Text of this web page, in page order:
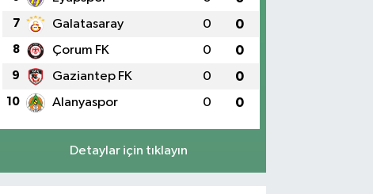
7 Galatasaray 0 0
8 Çorum FK 0 0
9 Gaziantep FK 0 0
10 Alanyaspor 0 0
Detaylar için tıklayın